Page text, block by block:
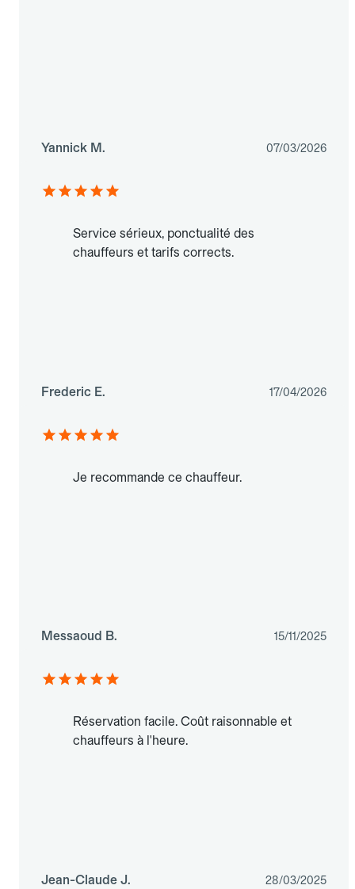
Yannick M. 07/03/2026
Service sérieux, ponctualité des
chauffeurs et tarifs corrects.
Frederic E. 17/04/2026
Je recommande ce chauffeur.
Messaoud B. 15/11/2025
Réservation facile. Coût raisonnable et
chauffeurs à l'heure.
Jean-Claude J. 28/03/2025